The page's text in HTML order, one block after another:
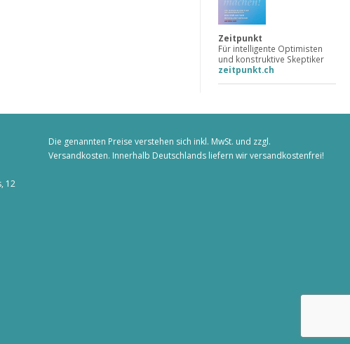
Zeitpunkt
Für intelligente Optimisten
und konstruktive Skeptiker
zeitpunkt.ch
12
Die genannten Preise verstehen sich inkl. MwSt. und zzgl.
Versandkosten. Innerhalb Deutschlands liefern wir versandkostenfrei!